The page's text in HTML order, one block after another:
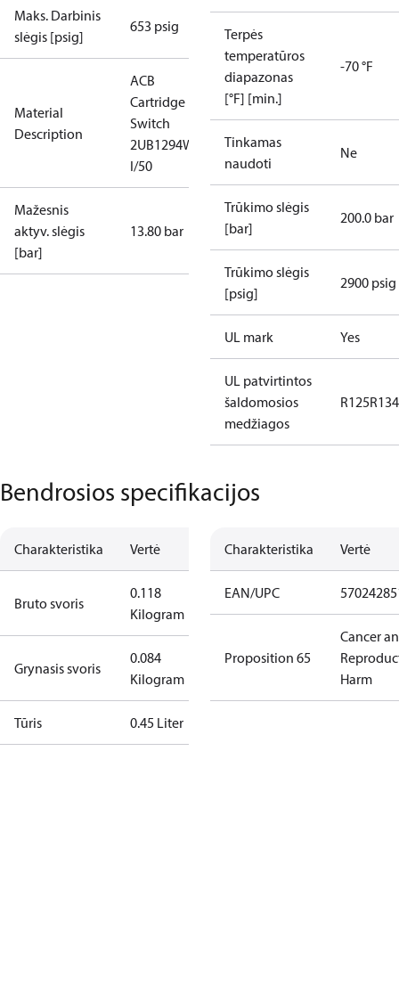
Maks. Darbinis
slėgis [psig]
653 psig
Material
Description
ACB
Cartridge
Switch
2UB1294W
I/50
Mažesnis
aktyv. slėgis
[bar]
13.80 bar
Terpės
temperatūros
diapazonas
[°F] [min.]
-70 °F
Tinkamas
naudoti
Ne
Trūkimo slėgis
[bar]
200.0 bar
Trūkimo slėgis
[psig]
2900 psig
UL mark Yes
UL patvirtintos
šaldomosios
medžiagos
R125
Bendrosios specifikacijos
Charakteristika Vertė
Bruto svoris
0.118
Kilogram
Grynasis svoris
0.084
Kilogram
Tūris 0.45 Liter
Charakteristika Vertė
EAN/UPC
Proposition 65
Cancer
Harm